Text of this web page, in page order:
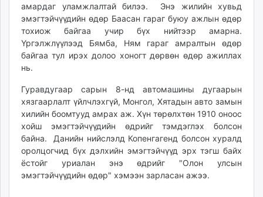
ugluu.mn
urlag.mn
unen.mn
asu.mn
shudarga.mn
unuudur.mn
isee.mn
mglradio.com
fact.mn
itoim.mn
tumen.mn
амардаг уламжлалтай билээ. Энэ жилийн хувьд
эмэгтэйчүүдийн өдөр Баасан гараг буюу ажлын өдөр
тохиож байгаа учир бүх нийтээр амарна.
Үргэлжлүүлээд Бямба, Ням гараг амралтын өдөр
байгаа тул ирэх долоо хоногт дөрвөн өдөр ажиллах
нь.
Гуравдугаар сарын 8-нд автомашины дугаарын
хязгаарлалт үйлчлэхгүй, Монгол, Хятадын авто замын
хилийн боомтууд амрах аж. Хүн төрөлхтөн 1910 оноос
хойш эмэгтэйчүүдийн өдрийг тэмдэглэх болсон
байна. Данийн нийслэлд Копенгагенд болсон хуралд
оролцогчид бүх дэлхийн эмэгтэйчүүд эрх тэгш байх
ёстойг уриалан энэ өдрийг "Олон улсын
эмэгтэйчүүдийн өдөр" хэмээн зарласан ажээ.